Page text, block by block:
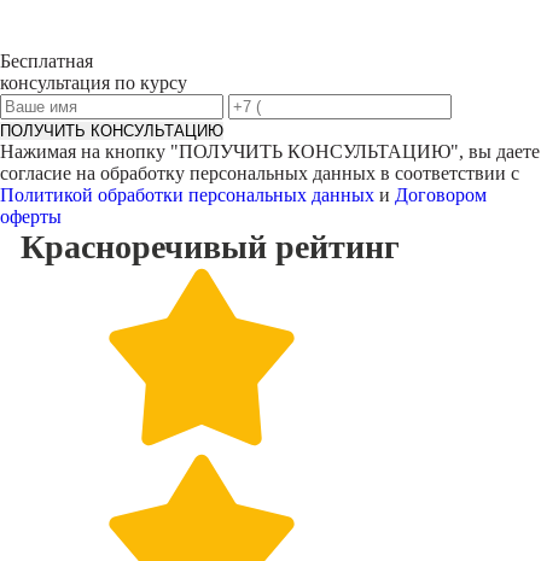
Бесплатная
консультация по курсу
ПОЛУЧИТЬ КОНСУЛЬТАЦИЮ
Нажимая на кнопку "ПОЛУЧИТЬ КОНСУЛЬТАЦИЮ", вы даете
согласие на обработку персональных данных в соответствии с
Политикой обработки персональных данных и Договором
оферты
Красноречивый рейтинг